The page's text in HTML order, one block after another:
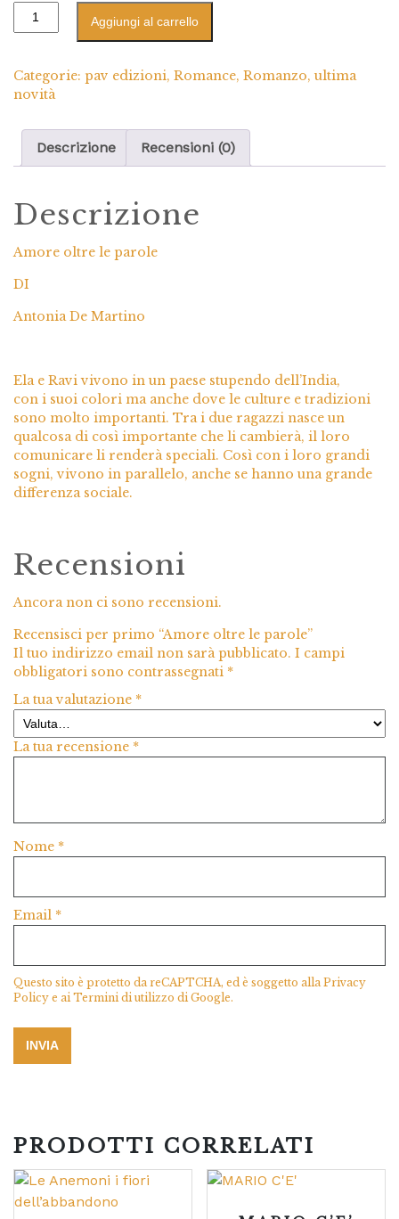
Aggiungi al carrello
Categorie: pav edizioni, Romance, Romanzo, ultima
novità
Descrizione Recensioni (0)
Descrizione
Amore oltre le parole
DI
Antonia De Martino
Ela e Ravi vivono in un paese stupendo dell’India,
con i suoi colori ma anche dove le culture e tradizioni
sono molto importanti. Tra i due ragazzi nasce un
qualcosa di così importante che li cambierà, il loro
comunicare li renderà speciali. Così con i loro grandi
sogni, vivono in parallelo, anche se hanno una grande
differenza sociale.
Recensioni
Ancora non ci sono recensioni.
Recensisci per primo “Amore oltre le parole”
Il tuo indirizzo email non sarà pubblicato. I campi
obbligatori sono contrassegnati *
La tua valutazione *
La tua recensione *
Nome *
Email *
Questo sito è protetto da reCAPTCHA, ed è soggetto allaPrivacy
Policy e aiTermini di utilizzo di Google.
PRODOTTI CORRELATI